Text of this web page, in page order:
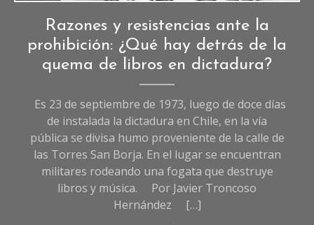
Crónicas,
Crónicas
Razones y resistencias ante la
prohibición: ¿Qué hay detrás de la
quema de libros en dictadura?
Es 23 de septiembre de 1973, luego de doce días
de instalada la dictadura en Chile, en la vía
pública se divisa humo proveniente de la calle de
las Torres San Borja. En el lugar se encuentran
militares rodeando una fogata que destruye
libros y música. Por Javier Troncoso
Hernández […]